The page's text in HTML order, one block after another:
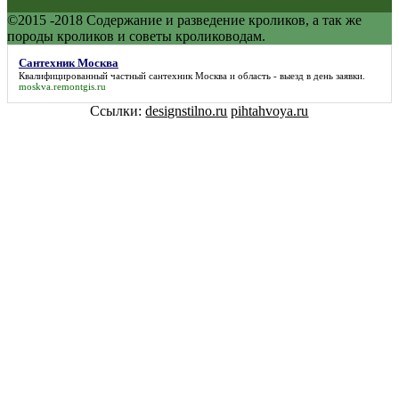
©2015 -2018 Содержание и разведение кроликов, а так же
породы кроликов и советы кролиководам.
Сантехник Москва
Квалифицированный частный сантехник Москва и область - выезд в день заявки.
moskva.remontgis.ru
Ссылки:designstilno.ru pihtahvoya.ru